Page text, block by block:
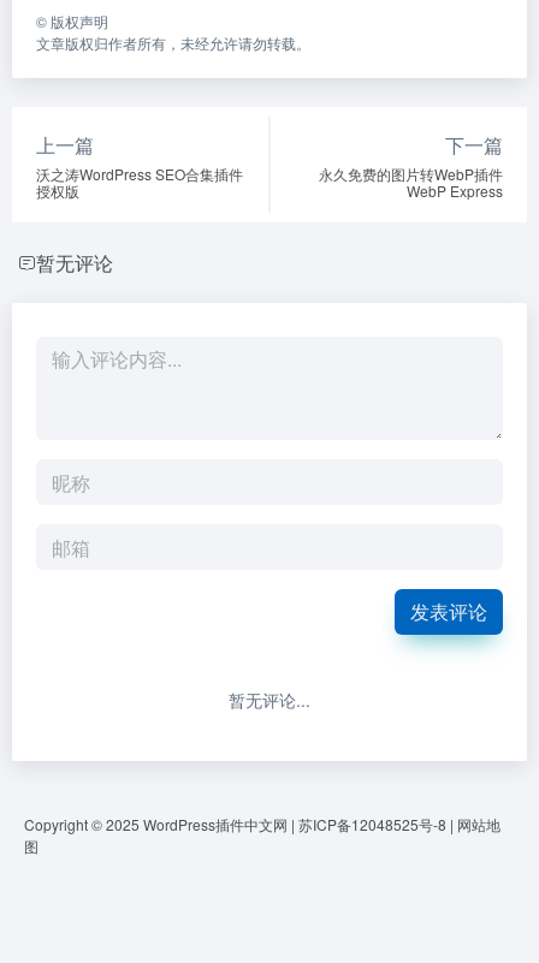
© 版权声明
文章版权归作者所有，未经允许请勿转载。
上一篇
沃之涛WordPress SEO合集插件
授权版
下一篇
永久免费的图片转WebP插件
WebP Express
暂无评论
发表评论
暂无评论...
Copyright © 2025 WordPress插件中文网 | 苏ICP备12048525号-8 | 网站地
图